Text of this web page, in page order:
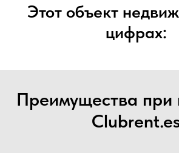
Этот объект
цифрах:
Преимущества при